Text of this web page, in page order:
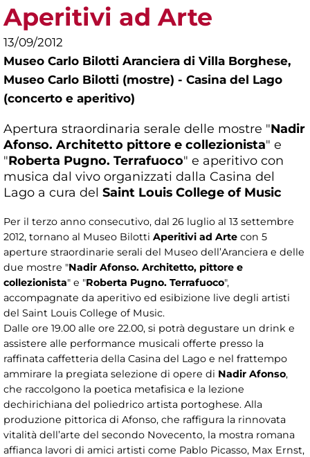
Tu sei qui
Aperitivi ad Arte
13/09/2012
Museo Carlo Bilotti Aranciera di Villa Borghese,
Museo Carlo Bilotti (mostre) - Casina del Lago
(concerto e aperitivo)
Apertura straordinaria serale delle mostre "Nadir
Afonso. Architetto pittore e collezionista" e
"Roberta Pugno. Terrafuoco" e aperitivo con
musica dal vivo organizzati dalla Casina del
Lago a cura del Saint Louis College of Music
Per il terzo anno consecutivo, dal 26 luglio al 13 settembre
2012, tornano al Museo Bilotti Aperitivi ad Arte con 5
aperture straordinarie serali del Museo dell’Aranciera e delle
due mostre "Nadir Afonso. Architetto, pittore e
collezionista" e "Roberta Pugno. Terrafuoco",
accompagnate da aperitivo ed esibizione live degli artisti
del Saint Louis College of Music.
Dalle ore 19.00 alle ore 22.00, si potrà degustare un drink e
assistere alle performance musicali offerte presso la
raffinata caffetteria della Casina del Lago e nel frattempo
ammirare la pregiata selezione di opere di Nadir Afonso,
che raccolgono la poetica metafisica e la lezione
dechirichiana del poliedrico artista portoghese. Alla
produzione pittorica di Afonso, che raffigura la rinnovata
vitalità dell’arte del secondo Novecento, la mostra romana
affianca lavori di amici artisti come Pablo Picasso, Max Ernst,